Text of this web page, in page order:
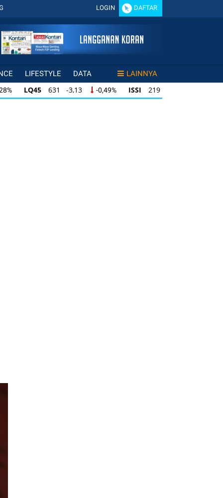
LOGIN DAFTAR
LIFESTYLE DATA LAINNYA
LQ45 631 -3,13 -0,49% ISSI 219 -0,63
LQ45 631 -3,13 -0,49% ISSI 219 -0,63